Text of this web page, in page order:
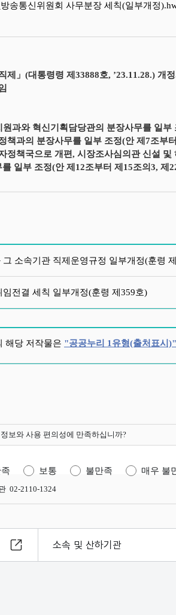
송통신위원회 사무분장 세칙(일부개정
제」(대통령령 제33888호, ’23.11.28.) 개
과와 혁신기획담당관의 분장사무를 일부
책과의 분장사무를 일부 조정(안 제7조부
정책국으로 개편, 시장조사심의관 신설 및
일부 조정(안 제12조부터 제15조의3, 제
그 소속기관 직제운영규정 일부개정(훈령
전결 세칙 일부개정(훈령 제359호)
해당 저작물은 "공공누리 1유형(출처표시)"
보와 사용 편의성에 만족하십니까?
보통 불만족 매우 불
02-2110-1324
소속 및 산하기관